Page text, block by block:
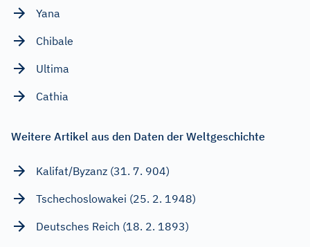
Yana
Chibale
Ultima
Cathia
Weitere Artikel aus den Daten der Weltgeschichte
Kalifat/Byzanz (31. 7. 904)
Tschechoslowakei (25. 2. 1948)
Deutsches Reich (18. 2. 1893)